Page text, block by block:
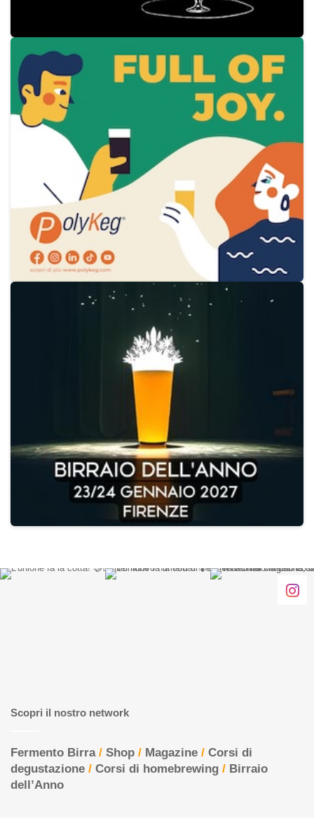
Scopri il nostro network
Fermento Birra/ Shop / Magazine / Corsi di
degustazione / Corsi di homebrewing / Birraio
dell’Anno